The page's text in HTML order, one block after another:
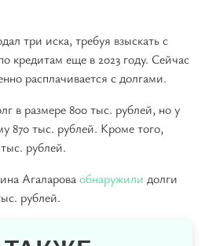
три иска, требуя взыскать с
кредитам еще в 2023 году. Сейчас
расплачивается с долгами.
в размере 800 тыс. рублей, но у
870 тыс. рублей. Кроме того,
рублей.
Агалароваобнаружили долги
рублей.